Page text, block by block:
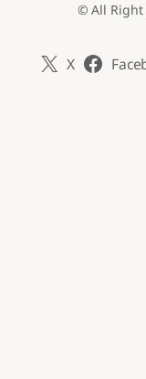
© All Right
X